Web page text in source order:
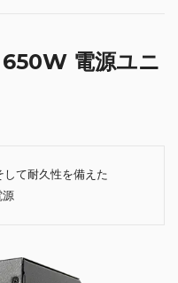
電源ユニ
て耐久性を備えた
源